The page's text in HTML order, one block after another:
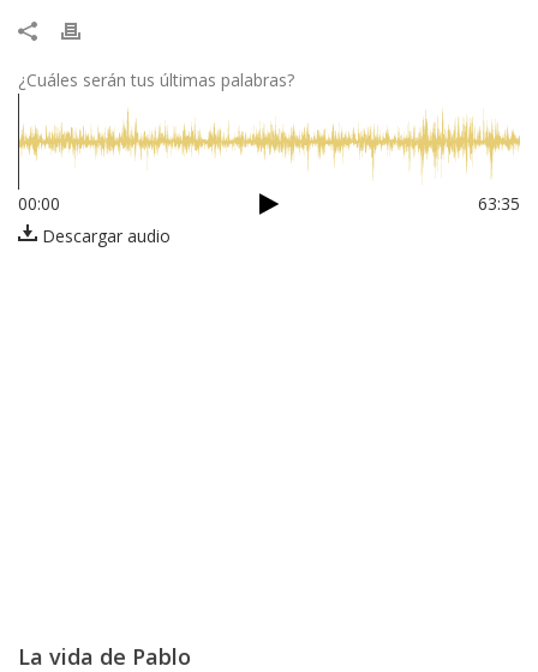
¿Cuáles serán tus últimas palabras?
00:00
63:35
Descargar audio
La vida de Pablo